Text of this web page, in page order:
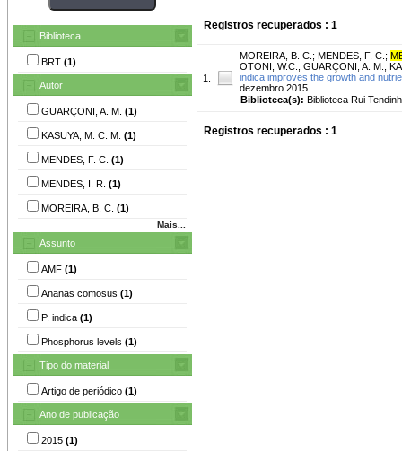
Biblioteca
BRT (1)
Autor
GUARÇONI, A. M. (1)
KASUYA, M. C. M. (1)
MENDES, F. C. (1)
MENDES, I. R. (1)
MOREIRA, B. C. (1)
Mais...
Assunto
AMF (1)
Ananas comosus (1)
P. indica (1)
Phosphorus levels (1)
Tipo do material
Artigo de periódico (1)
Ano de publicação
2015 (1)
Registros recuperados : 1
1.
MOREIRA, B. C. ; MENDES, F. C. ;
OTONI, W.C. ; GUARÇONI, A. M. ;
indica improves the growth and
dezembro 2015.
Biblioteca(s): Biblioteca Rui
Registros recuperados : 1